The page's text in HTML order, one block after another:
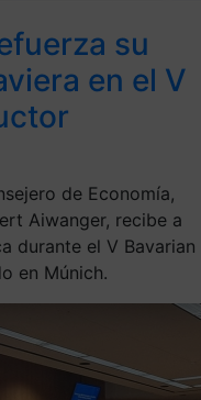
su
en el V
de Economía,
Aiwanger, recibe a
durante el V Bavarian
en Múnich.